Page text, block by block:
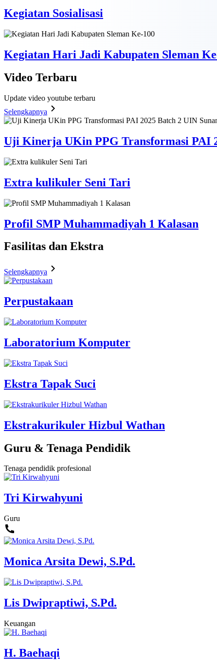
Kegiatan Sosialisasi
Kegiatan Hari Jadi Kabupaten Sleman
Video Terbaru
Update video youtube terbaru
Selengkapnya
Uji Kinerja UKin PPG Transformasi PAI
Extra kulikuler Seni Tari
Profil SMP Muhammadiyah 1 Kalasan
Fasilitas dan Ekstra
Selengkapnya
Perpustakaan
Laboratorium Komputer
Ekstra Tapak Suci
Ekstrakurikuler Hizbul Wathan
Guru & Tenaga Pendidik
Tenaga pendidik profesional
Tri Kirwahyuni
Guru
Monica Arsita Dewi, S.Pd.
Lis Dwipraptiwi, S.Pd.
Keuangan
H. Baehaqi